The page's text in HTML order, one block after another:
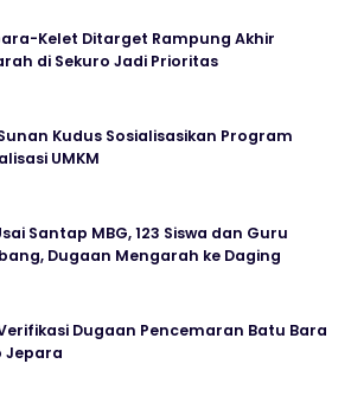
Kelet Ditarget Rampung Akhir
di Sekuro Jadi Prioritas
Kudus Sosialisasikan Program
UMKM
Santap MBG, 123 Siswa dan Guru
Dugaan Mengarah ke Daging
Dugaan Pencemaran Batu Bara
Jepara